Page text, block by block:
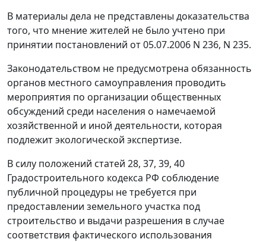
В материалы дела не представлены доказательства
того, что мнение жителей не было учтено при
принятии постановлений от 05.07.2006 N 236, N 235.
Законодательством не предусмотрена обязанность
органов местного самоуправления проводить
мероприятия по организации общественных
обсуждений среди населения о намечаемой
хозяйственной и иной деятельности, которая
подлежит экологической экспертизе.
В силу положений статей 28, 37, 39, 40
Градостроительного кодекса РФ соблюдение
публичной процедуры не требуется при
предоставлении земельного участка под
строительство и выдачи разрешения в случае
соответствия фактического использования